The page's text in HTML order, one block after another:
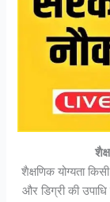
शैक्षणिक योग्यता
और डिग्री की